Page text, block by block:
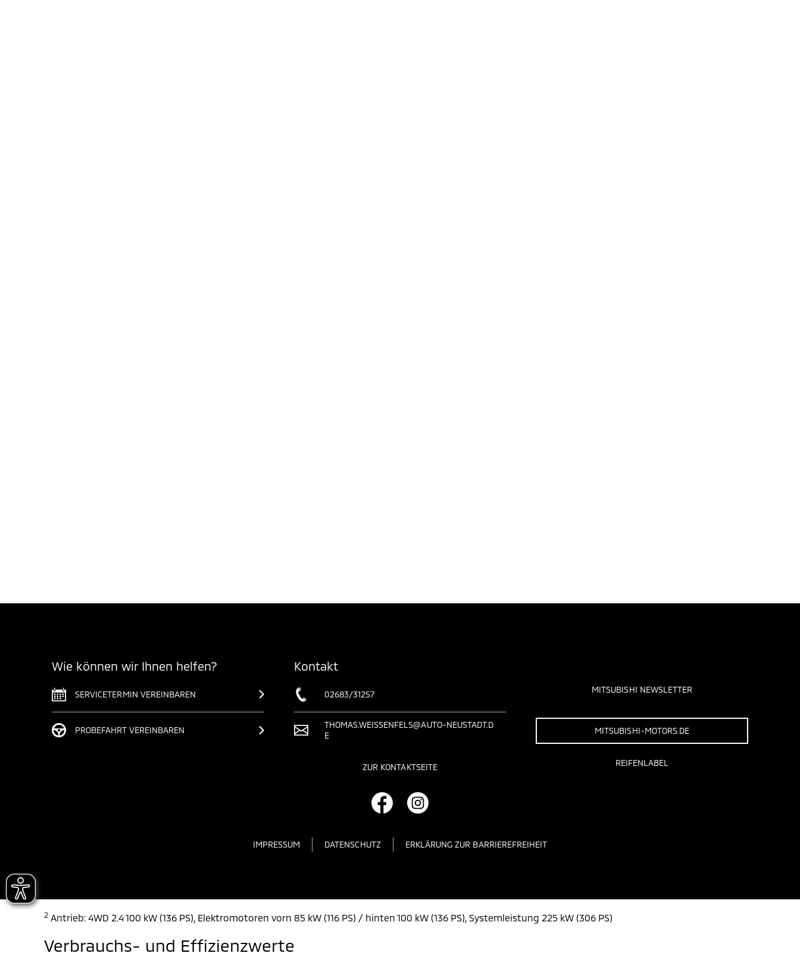
Wie können wir Ihnen helfen?
SERVICETERMIN VEREINBAREN
PROBEFAHRT VEREINBAREN
Kontakt
02683/31257
THOMAS.WEISSENFELS@AUTO-NEUSTADT.D
E
ZUR KONTAKTSEITE
MITSUBISHI NEWSLETTER
MITSUBISHI-MOTORS.DE
REIFENLABEL
IMPRESSUM DATENSCHUTZ ERKLÄRUNG ZUR BARRIEREFREIHEIT
2 Antrieb: 4WD 2.4 100 kW (136 PS), Elektromotoren vorn 85 kW (116 PS) / hinten 100 kW (136 PS), Systemleistung 225 kW (306 PS)
Verbrauchs- und Effizienzwerte